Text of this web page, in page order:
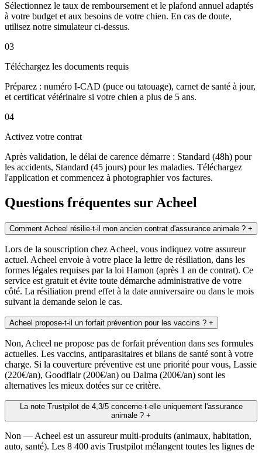
Sélectionnez le taux de remboursement et le plafond annuel adaptés
à votre budget et aux besoins de votre chien. En cas de doute,
utilisez notre simulateur ci-dessus.
03
Téléchargez les documents requis
Préparez : numéro I-CAD (puce ou tatouage), carnet de santé à jour,
et certificat vétérinaire si votre chien a plus de 5 ans.
04
Activez votre contrat
Après validation, le délai de carence démarre : Standard (48h) pour
les accidents, Standard (45 jours) pour les maladies. Téléchargez
l'application et commencez à photographier vos factures.
Questions fréquentes sur Acheel
Comment Acheel résilie-t-il mon ancien contrat d'assurance animale ? +
Lors de la souscription chez Acheel, vous indiquez votre assureur
actuel. Acheel envoie à votre place la lettre de résiliation, dans les
formes légales requises par la loi Hamon (après 1 an de contrat). Ce
service est gratuit et évite toute démarche administrative de votre
côté. La résiliation prend effet à la date anniversaire ou dans le mois
suivant la demande selon le cas.
Acheel propose-t-il un forfait prévention pour les vaccins ? +
Non, Acheel ne propose pas de forfait prévention dans ses formules
actuelles. Les vaccins, antiparasitaires et bilans de santé sont à votre
charge. Si la couverture préventive est une priorité pour vous, Lassie
(220€/an), Goodflair (200€/an) ou Dalma (200€/an) sont les
alternatives les mieux dotées sur ce critère.
La note Trustpilot de 4,3/5 concerne-t-elle uniquement l'assurance
animale ? +
Non — Acheel est un assureur multi-produits (animaux, habitation,
auto, santé). Les 8 400 avis Trustpilot mélangent toutes les lignes de